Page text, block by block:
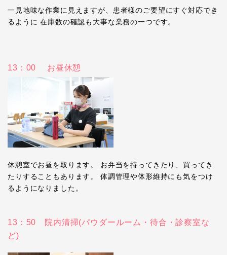
一見地味な作業に見えますが、患者様のご要望にすぐ対応でき
るように 在庫数の確認も大事な業務の一つです。
13：00 お昼休憩
休憩室でお昼を取ります。 お弁当を持ってきたり、買ってき
たりすることもあります。 体調管理や体形維持にも気をつけ
るようになりました。
13：50 院内清掃(パウダールーム・待合・診察室な
ど)